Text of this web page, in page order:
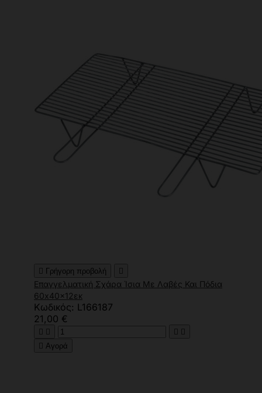
 Γρήγορη προβολή 
Επαγγελματική Σχάρα Ίσια Με Λαβές Και Πόδια
60x40x12εκ
Κωδικός: L166187
21,00 €
   
 Αγορά